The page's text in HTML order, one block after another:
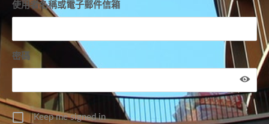
使用者名稱或電子郵件信箱
密碼
Keep me signed in